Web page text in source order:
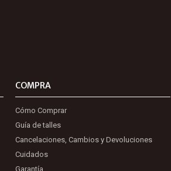
COMPRA
Cómo Comprar
Guía de talles
Cancelaciones, Cambios y Devoluciones
Cuidados
Garantía